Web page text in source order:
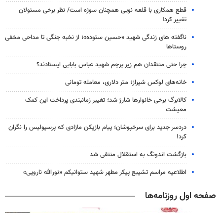
قطع همکاری با قلعه نویی همچنان سوژه است/ نظر برخی مسئولان
تغییر کرد!
ناگفته های زندگی شهید «حسین ستوده»؛ از نخبه جنگی تا مداحی مخفی
روستاها
چرا حتی منتقدان هم زیر پرچم شهید عباس بابایی ایستادند؟
خانه‌های لوکس شیراز؛ متر دلاری، معامله تومانی
کالابرگ برخی خانوارها شارژ شد؛ تغییر زمانبندی پرداخت این کمک
معیشت
دردسر جدید برای سرخپوشان؛ پیام بازیکن مازادی که پرسپولیس را نگران
کرد!
بازگشت اندونگ به استقلال منتفی شد
اطلاعیه مراسم تشییع پیکر مطهر شهید ستوانیکم «نورالله نارویی»
صفحه اول روزنامه‌ها